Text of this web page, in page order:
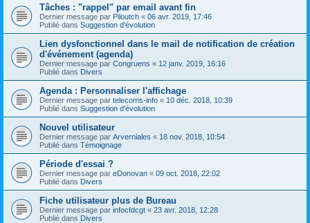
Tâches : "rappel" par email avant fin
Dernier message par Piloutch « 06 avr. 2019, 17:46
Publié dans Suggestion d'évolution
Lien dysfonctionnel dans le mail de notification de création
d'événement (agenda)
Dernier message par Congruens « 12 janv. 2019, 16:16
Publié dans Divers
Agenda : Personnaliser l'affichage
Dernier message par telecoms-info « 10 déc. 2018, 10:39
Publié dans Suggestion d'évolution
Nouvel utilisateur
Dernier message par Arverniales « 18 nov. 2018, 10:54
Publié dans Témoignage
Période d'essai ?
Dernier message par eDonovan « 09 oct. 2018, 22:02
Publié dans Divers
Fiche utilisateur plus de Bureau
Dernier message par infocfdcgt « 23 avr. 2018, 12:28
Publié dans Divers